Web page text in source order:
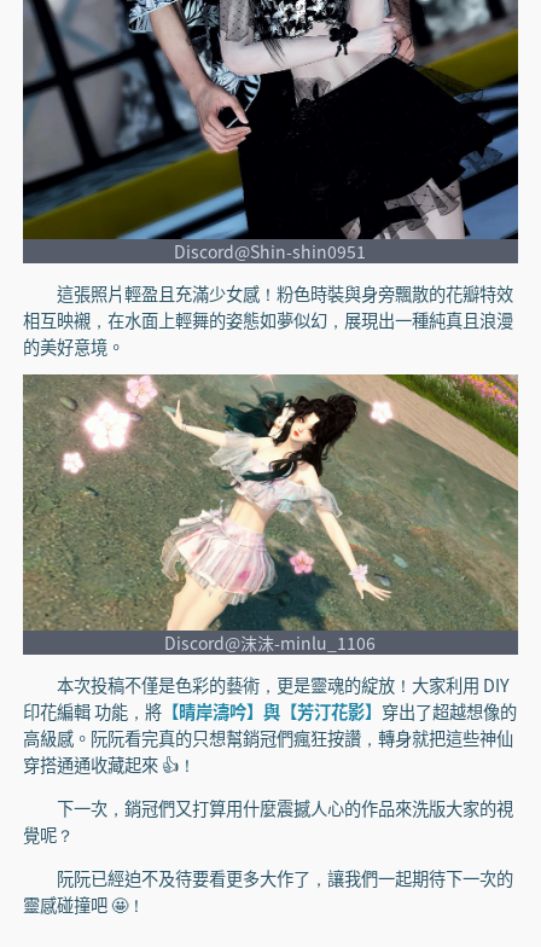
Discord@Shin-shin0951
這張照片輕盈且充滿少女感！粉色時裝與身旁飄散的花瓣特效
相互映襯，在水面上輕舞的姿態如夢似幻，展現出一種純真且浪漫
的美好意境。
Discord@沫沫-minlu_1106
本次投稿不僅是色彩的藝術，更是靈魂的綻放！大家利用 DIY
印花編輯 功能，將【晴岸濤吟】與【芳汀花影】 穿出了超越想像的
高級感。阮阮看完真的只想幫銷冠們瘋狂按讚，轉身就把這些神仙
穿搭通通收藏起來 👍！
下一次，銷冠們又打算用什麼震撼人心的作品來洗版大家的視
覺呢？
阮阮已經迫不及待要看更多大作了，讓我們一起期待下一次的
靈感碰撞吧 🤩！